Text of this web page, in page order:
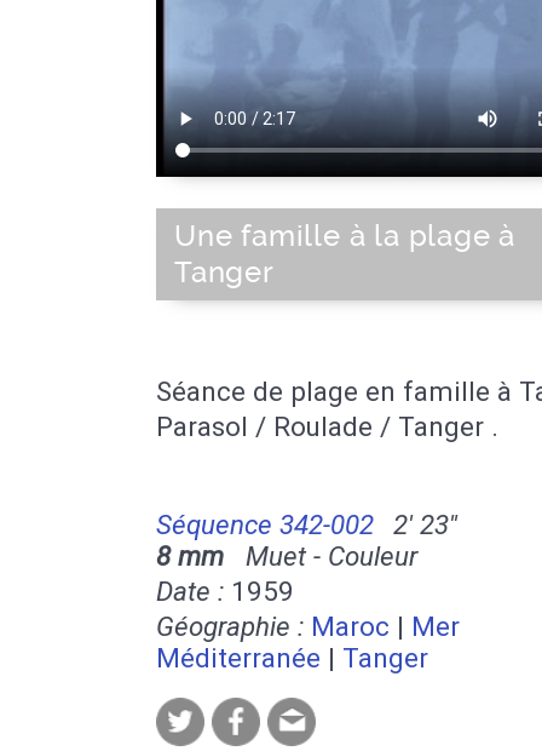
Une famille à la plage à
Tanger
Séance de plage en famille à
Parasol / Roulade / Tanger .
Séquence 342-002
2' 23''
8 mm Muet - Couleur
Date : 1959
Géographie : Maroc | Mer
Méditerranée | Tanger